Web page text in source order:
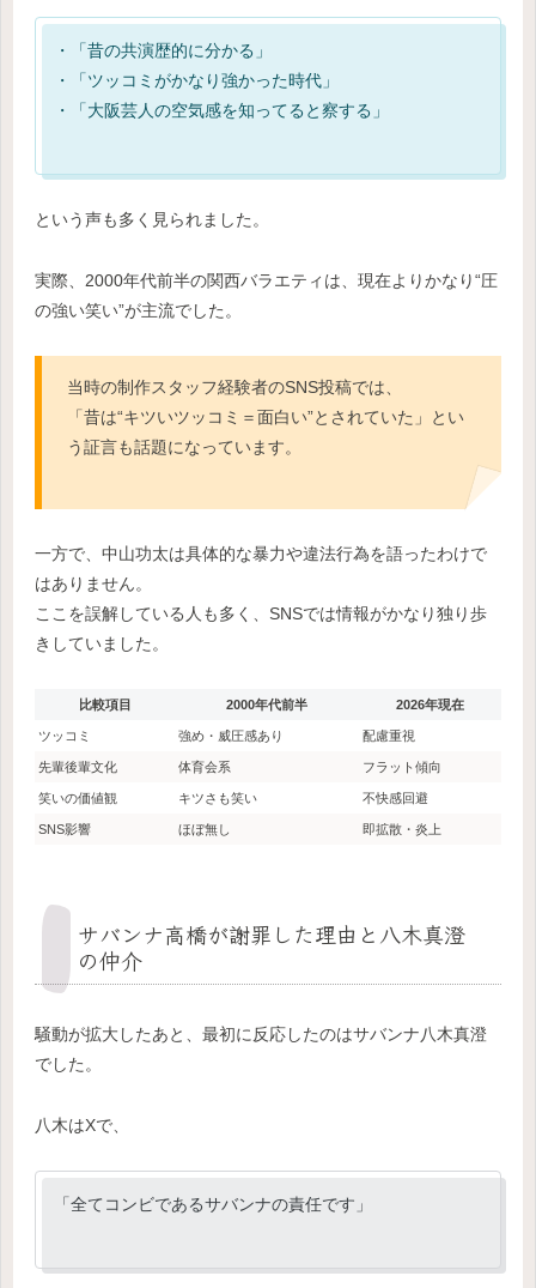
・「昔の共演歴的に分かる」
・「ツッコミがかなり強かった時代」
・「大阪芸人の空気感を知ってると察する」
という声も多く見られました。
実際、2000年代前半の関西バラエティは、現在よりかなり“圧
の強い笑い”が主流でした。
当時の制作スタッフ経験者のSNS投稿では、
「昔は“キツいツッコミ＝面白い”とされていた」とい
う証言も話題になっています。
一方で、中山功太は具体的な暴力や違法行為を語ったわけで
はありません。
ここを誤解している人も多く、SNSでは情報がかなり独り歩
きしていました。
比較項目 2000年代前半 2026年現在
ツッコミ 強め・威圧感あり 配慮重視
先輩後輩文化 体育会系 フラット傾向
笑いの価値観 キツさも笑い 不快感回避
SNS影響 ほぼ無し 即拡散・炎上
サバンナ高橋が謝罪した理由と八木真澄
の仲介
騒動が拡大したあと、最初に反応したのはサバンナ八木真澄
でした。
八木はXで、
「全てコンビであるサバンナの責任です」